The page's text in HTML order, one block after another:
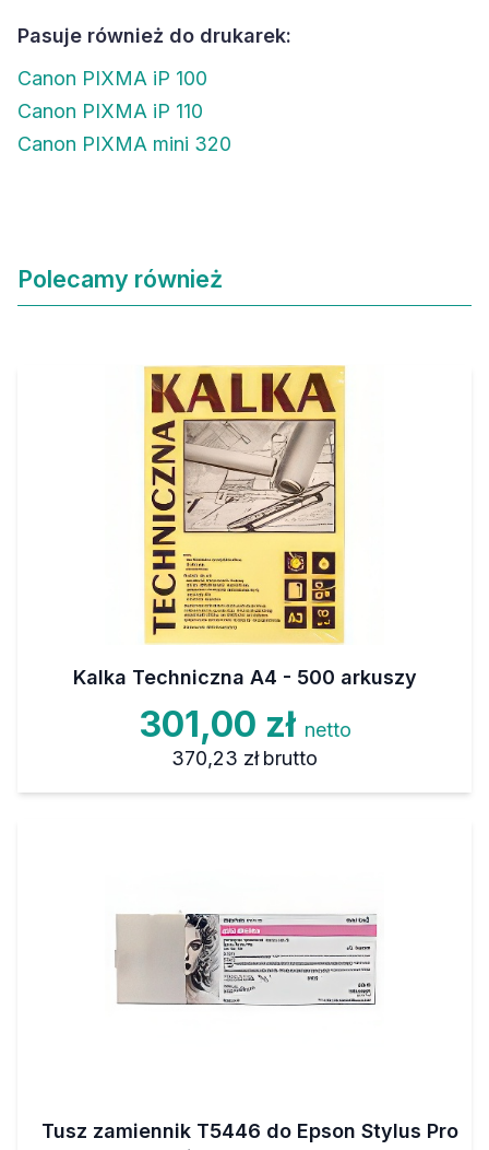
Pasuje również do drukarek:
Canon PIXMA iP 100
Canon PIXMA iP 110
Canon PIXMA mini 320
Polecamy również
Kalka Techniczna A4 - 500 arkuszy
301,00 zł netto
370,23 zł brutto
Tusz zamiennik T5446 do Epson Stylus Pro